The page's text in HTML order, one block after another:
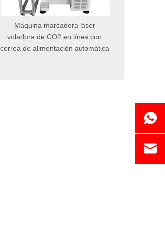
Máquina marcadora láser
voladora de CO2 en línea con
correa de alimentación automática